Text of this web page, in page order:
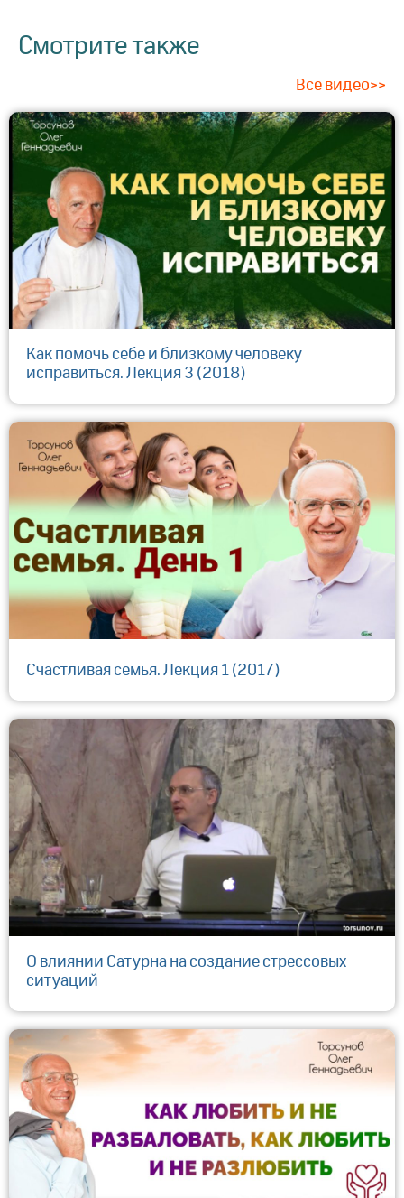
Смотрите также
Все видео>>
Как помочь себе и близкому человеку
исправиться. Лекция 3 (2018)
Счастливая семья. Лекция 1 (2017)
О влиянии Сатурна на создание стрессовых
ситуаций